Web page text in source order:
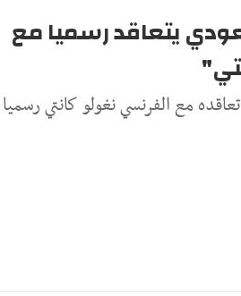
يتعاقد رسميا مع
مع الفرنسي نغولو كانتي رسميا